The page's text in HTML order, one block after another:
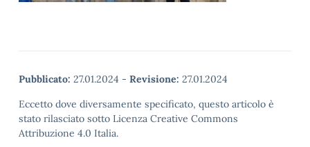
Pubblicato: 27.01.2024 - Revisione: 27.01.2024
Eccetto dove diversamente specificato, questo articolo è
stato rilasciato sotto Licenza Creative Commons
Attribuzione 4.0 Italia.